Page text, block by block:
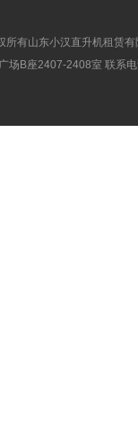
所有山东小汉直升机租赁有
场B座2407-2408室 联系